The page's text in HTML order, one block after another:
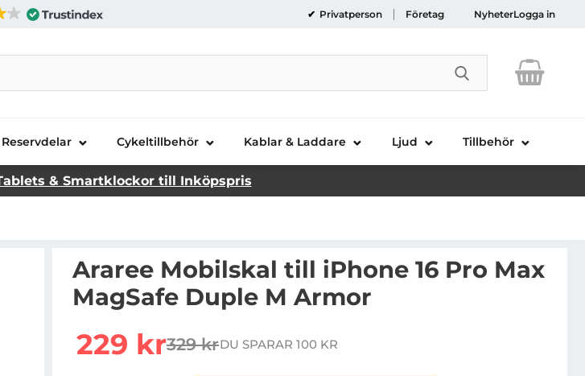
Privatperson Företag NyheterLogga in
Genomför
Reservdelar Cykeltillbehör Kablar & Laddare Ljud Tillbehör
& Smartklockor till Inköpspris
Araree Mobilskal till iPhone 16 Pro Max
MagSafe Duple M Armor
rea pris
229 krtidigare pris
329 krDU SPARAR 100 KR